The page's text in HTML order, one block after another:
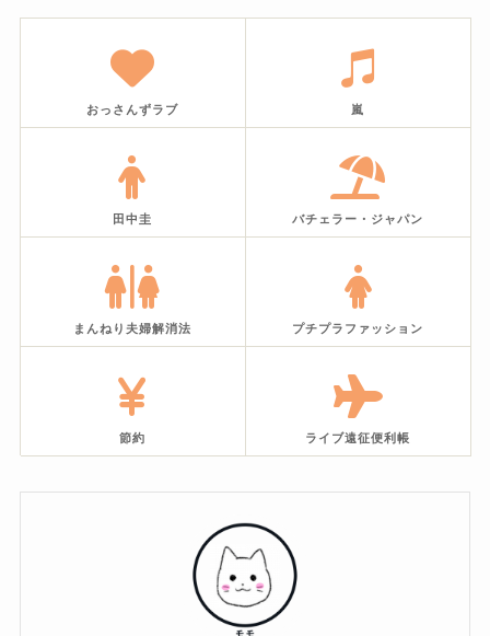
おっさんずラブ 嵐
田中圭 バチェラー・ジャパン
まんねり夫婦解消法 プチプラファッション
節約 ライブ遠征便利帳